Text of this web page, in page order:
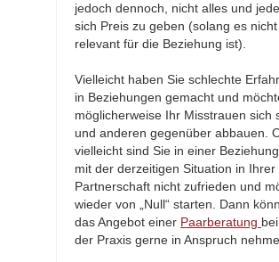
jedoch dennoch, nicht alles und
sich Preis zu geben (solang es nicht
relevant für die Beziehung ist).
Vielleicht haben Sie schlechte
in Beziehungen gemacht und
möglicherweise Ihr Misstrauen sich
und anderen gegenüber abbauen.
vielleicht sind Sie in einer
mit der derzeitigen Situation in Ihrer
Partnerschaft nicht zufrieden und
wieder von „Null“ starten. Dann
das Angebot einer Paarberatung
der Praxis gerne in Anspruch